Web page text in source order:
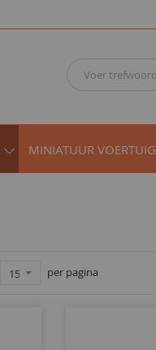
MINIATUUR VOERTUIG
per pagina